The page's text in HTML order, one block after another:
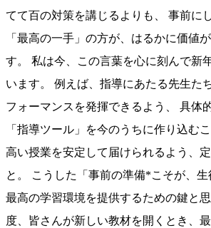
てて百の対策を講じるよりも、 事前に
「最高の一手」の方が、はるかに価値
す。 私は今、この言葉を心に刻んで新
います。 例えば、指導にあたる先生た
フォーマンスを発揮できるよう、 具体
「指導ツール」を今のうちに作り込む
高い授業を安定して届けられるよう、
と。 こうした「事前の準備*こそが、
最高の学習環境を提供するための鍵と
度、皆さんが新しい教材を開くとき、